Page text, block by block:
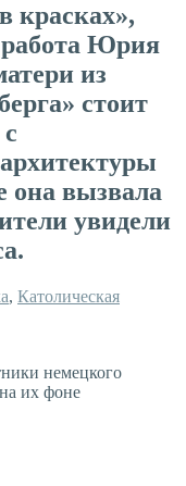
красках»,
Юрия
из
стоит
она вызвала
увидели
, Католическая
немецкого
их фоне